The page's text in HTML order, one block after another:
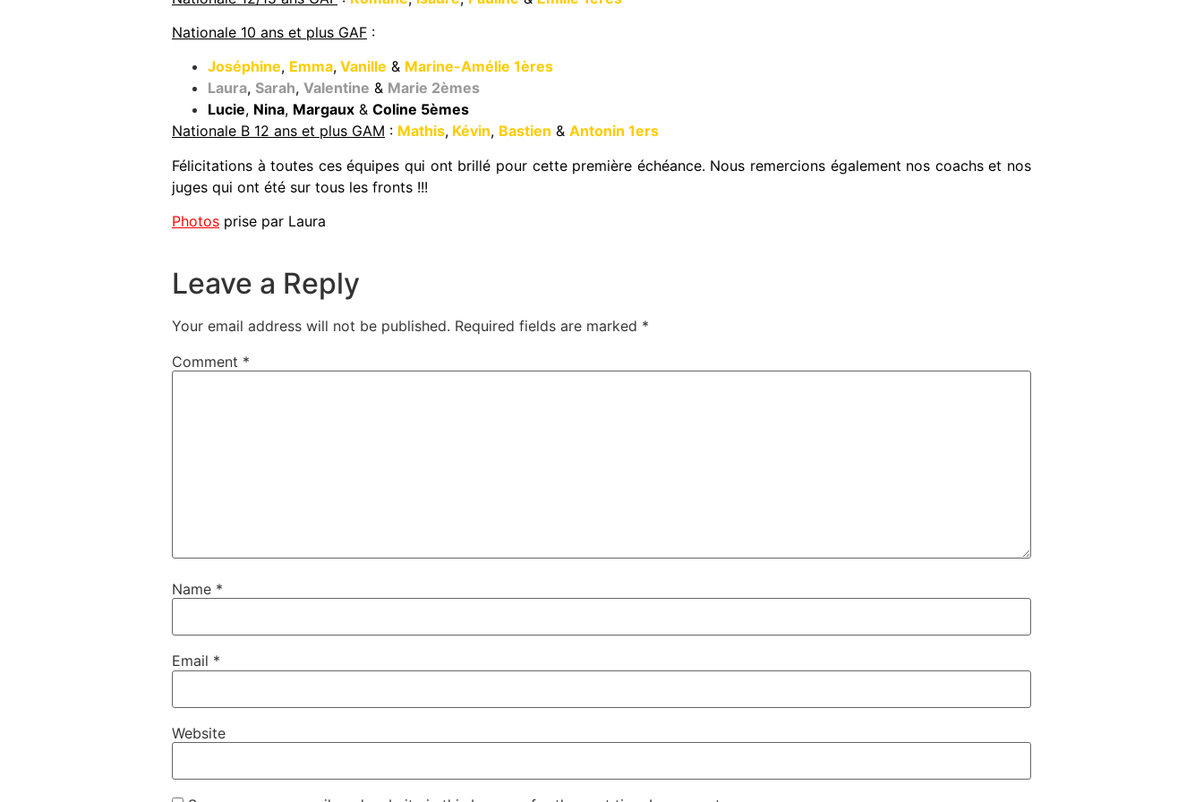
Nationale 10 ans et plus GAF :
Joséphine, Emma, Vanille & Marine-Amélie 1ères
Laura, Sarah, Valentine & Marie 2èmes
Lucie, Nina, Margaux & Coline 5èmes
Nationale B 12 ans et plus GAM : Mathis, Kévin, Bastien & Antonin 1ers
Félicitations à toutes ces équipes qui ont brillé pour cette première échéance. Nous remercions également nos coachs et nos
juges qui ont été sur tous les fronts !!!
Photos prise par Laura
Leave a Reply
Your email address will not be published. Required fields are marked *
Comment *
Name *
Email *
Website